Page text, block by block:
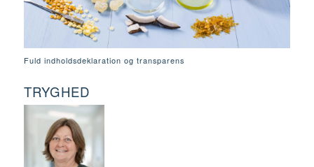
Fuld indholdsdeklaration og transparens
TRYGHED